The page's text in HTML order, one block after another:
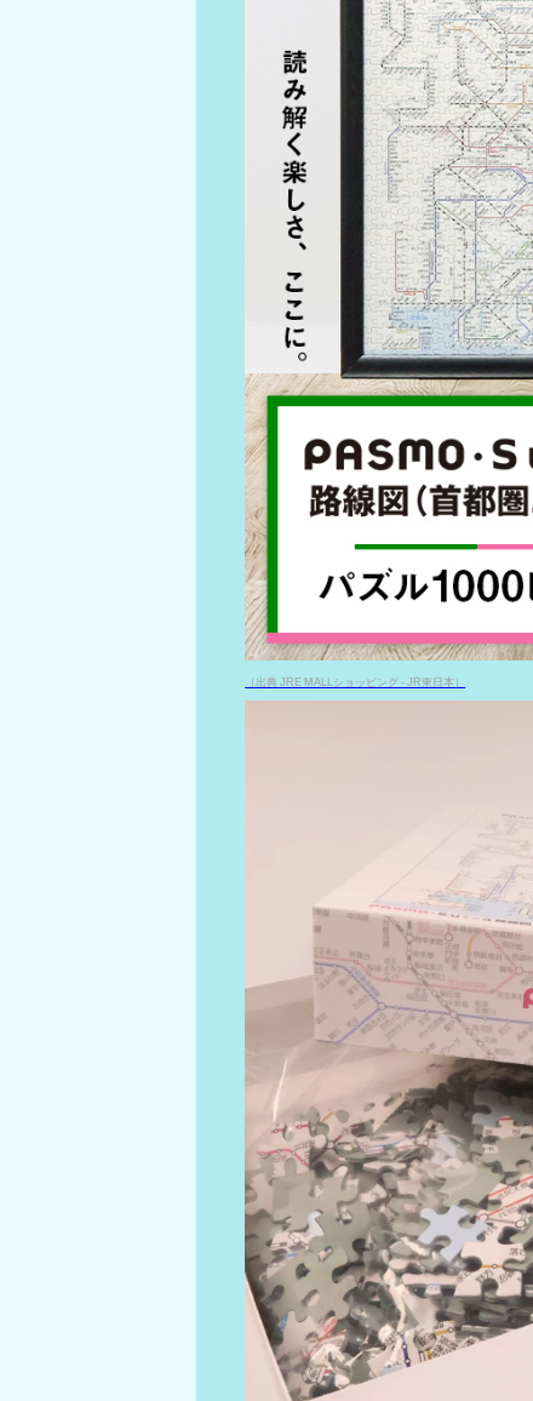
（出典 JRE MALLショッピング - JR東日本）